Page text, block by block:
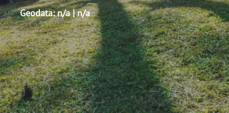
Geodata: n/a | n/a